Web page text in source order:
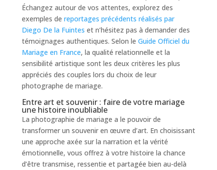
Échangez autour de vos attentes, explorez des
exemples de reportages précédents réalisés par
Diego De la Fuintes et n’hésitez pas à demander des
témoignages authentiques. Selon le Guide Officiel du
Mariage en France, la qualité relationnelle et la
sensibilité artistique sont les deux critères les plus
appréciés des couples lors du choix de leur
photographe de mariage.
Entre art et souvenir : faire de votre mariage
une histoire inoubliable
La photographie de mariage a le pouvoir de
transformer un souvenir en œuvre d’art. En choisissant
une approche axée sur la narration et la vérité
émotionnelle, vous offrez à votre histoire la chance
d’être transmise, ressentie et partagée bien au-delà